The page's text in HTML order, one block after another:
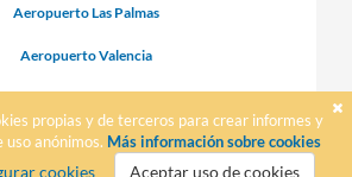
propias y de terceros para crear informes y
uso anónimos. Más información sobre cookies
cookies Aceptar uso de cookies
Aeropuerto Las Palmas
Aeropuerto Valencia
Aeropuerto Almería